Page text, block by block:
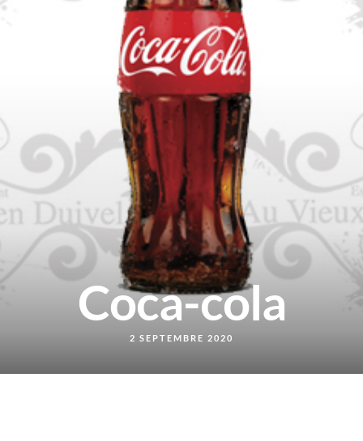
Coca-cola
2 SEPTEMBRE 2020